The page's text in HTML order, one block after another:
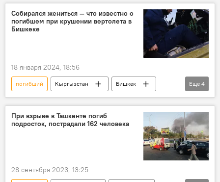
депутат
Собирался жениться — что известно о
погибшем при крушении вертолета в
Бишкеке
18 января 2024, 18:56
погибший Кыргызстан
Бишкек
вертолет
крушение
Ми-8
Жайыл Самудинов
Еще 4
При взрыве в Ташкенте погиб
подросток, пострадали 162 человека
28 сентября 2023, 13:25